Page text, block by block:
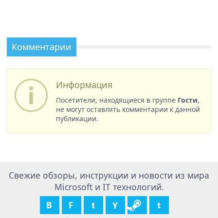
Комментарии
Информация
Посетители, находящиеся в группе Гости,
не могут оставлять комментарии к данной
публикации.
Свежие обзоры, инструкции и новости из мира
Microsoft и IT технологий.